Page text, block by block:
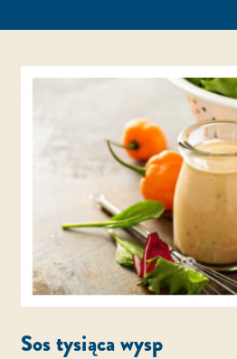
Sos tysiąca wysp